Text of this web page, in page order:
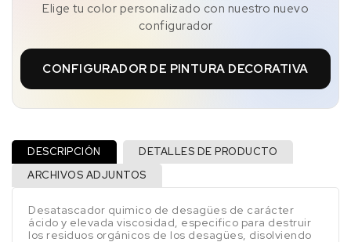
Elige tu color personalizado con nuestro nuevo
configurador
CONFIGURADOR DE PINTURA DECORATIVA
DESCRIPCIÓN
DETALLES DE PRODUCTO
ARCHIVOS ADJUNTOS
Desatascador quimico de desagües de carácter
ácido y elevada viscosidad, especifico para destruir
los residuos orgánicos de los desagües, disolviendo